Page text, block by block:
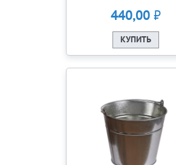
440,00₽
КУПИТЬ